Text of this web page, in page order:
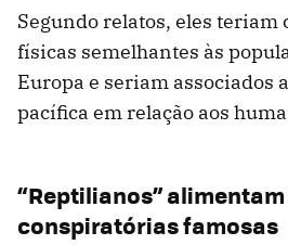
Segundo relatos, eles teriam
físicas semelhantes às
Europa e seriam associados
pacífica em relação aos
“Reptilianos”
conspiratórias famosas